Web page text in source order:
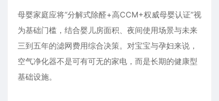
母婴家庭应将“分解式除醛+高CCM+权威母婴认证”视
为基础门槛，结合婴儿房面积、夜间使用场景与未来
三到五年的滤网费用综合决策。对宝宝与孕妇来说，
空气净化器不是可有可无的家电，而是长期的健康型
基础设施。